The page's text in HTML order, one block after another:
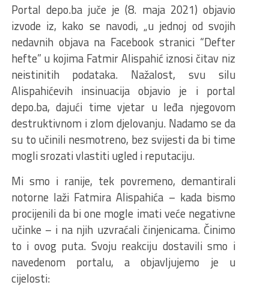
Portal depo.ba juče je (8. maja 2021) objavio
izvode iz, kako se navodi, „u jednoj od svojih
nedavnih objava na Facebook stranici “Defter
hefte” u kojima Fatmir Alispahić iznosi čitav niz
neistinitih podataka. Nažalost, svu silu
Alispahićevih insinuacija objavio je i portal
depo.ba, dajući time vjetar u leđa njegovom
destruktivnom i zlom djelovanju. Nadamo se da
su to učinili nesmotreno, bez svijesti da bi time
mogli srozati vlastiti ugled i reputaciju.
Mi smo i ranije, tek povremeno, demantirali
notorne laži Fatmira Alispahića – kada bismo
procijenili da bi one mogle imati veće negativne
učinke – i na njih uzvraćali činjenicama. Činimo
to i ovog puta. Svoju reakciju dostavili smo i
navedenom portalu, a objavljujemo je u
cijelosti: